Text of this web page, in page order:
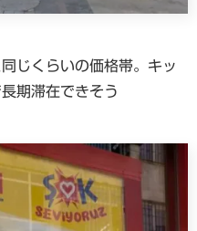
じくらいの価格帯。キッ
期滞在できそう